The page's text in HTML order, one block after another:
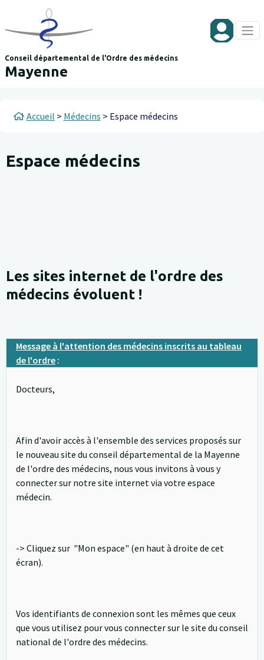
Aller au contenu principal
Conseil départemental de l'Ordre des médecins
Mayenne
Fil d'Ariane
Accueil Médecins Espace médecins
Espace médecins
Les sites internet de l'ordre des
médecins évoluent !
Message à l'attention des médecins inscrits au tableau
de l'ordre :
Docteurs,
Afin d'avoir accès à l'ensemble des services proposés sur
le nouveau site du conseil départemental de la Mayenne
de l'ordre des médecins, nous vous invitons à vous y
connecter sur notre site internet via votre espace
médecin.
-> Cliquez sur "Mon espace" (en haut à droite de cet
écran).
Vos identifiants de connexion sont les mêmes que ceux
que vous utilisez pour vous connecter sur le site du conseil
national de l'ordre des médecins.
Panneau de gestion des cookies